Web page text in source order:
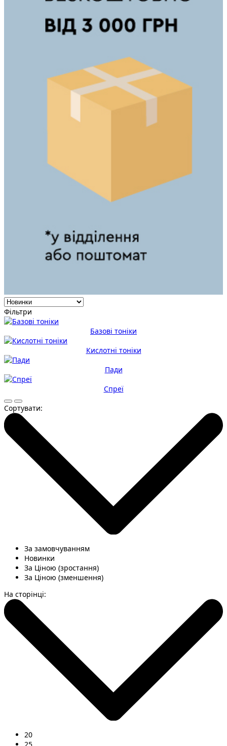
Фільтри
Базові тоніки
Кислотні тоніки
Пади
Спреї
Сортувати:
За замовчуванням
Новинки
За Ціною (зростання)
За Ціною (зменшення)
На сторінці:
20